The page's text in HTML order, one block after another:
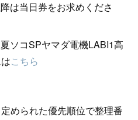
は当日券をお求めくださ
ソコSPヤマダ電機LABI1高
こちら
められた優先順位で整理番